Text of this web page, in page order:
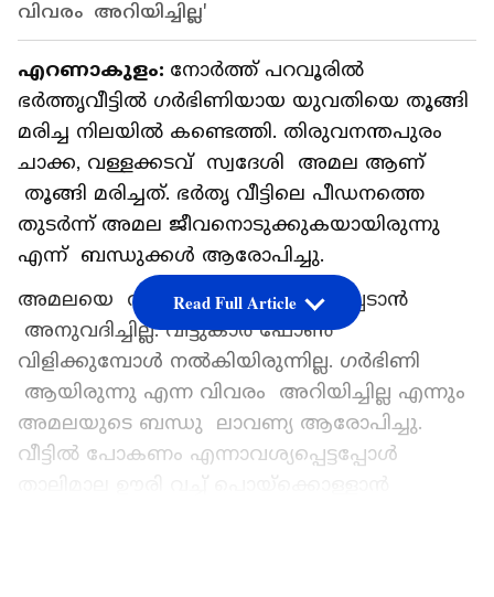
വിവരം അറിയിച്ചില്ല'
എറണാകുളം: നോർത്ത് പറവൂരിൽ
ഭർത്തൃവീട്ടിൽ ഗർ‍ഭിണിയായ യുവതിയെ തൂങ്ങി
മരിച്ച നിലയിൽ കണ്ടെത്തി. തിരുവനന്തപുരം
ചാക്ക, വള്ളക്കടവ് സ്വദേശി അമല ആണ്
തൂങ്ങി മരിച്ചത്. ഭർതൃ വീട്ടിലെ പീഡനത്തെ
തുടർന്ന് അമല ജീവനൊടുക്കുകയായിരുന്നു
എന്ന് ബന്ധുക്കൾ ആരോപിച്ചു.
അമലയെ വീട്ടുകാരുമായി ബന്ധപ്പെടാൻ
അനുവദിച്ചില്ല. വീട്ടുകാർ ഫോൺ
വിളിക്കുമ്പോൾ നൽകിയിരുന്നില്ല. ഗർഭിണി
ആയിരുന്നു എന്ന വിവരം അറിയിച്ചില്ല എന്നും
അമലയുടെ ബന്ധു ലാവണ്യ ആരോപിച്ചു.
വീട്ടിൽ പോകണം എന്നാവശ്യപ്പെട്ടപ്പോൾ
Read Full Article